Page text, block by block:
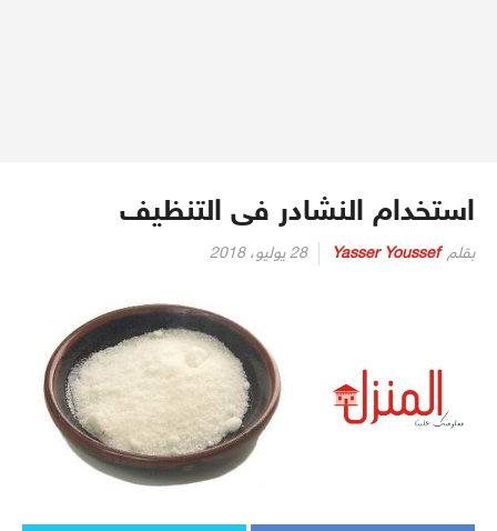
استخدام النشادر فى التنظيف
بقلم Yasser Youssef 28 يوليو، 2018